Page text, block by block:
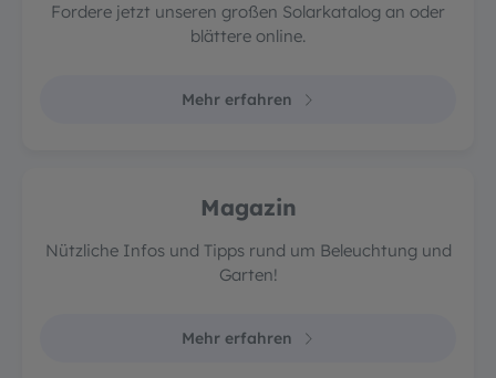
Fordere jetzt unseren großen Solarkatalog an oder
blättere online.
Mehr erfahren
Magazin
Nützliche Infos und Tipps rund um Beleuchtung und
Garten!
Mehr erfahren